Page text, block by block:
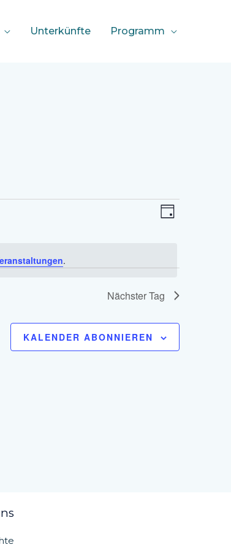
Unterkünfte Programm
.
Ansichten-
Navigation
Ansichten-
TAG
Nächster Tag
KALENDER ABONNIEREN